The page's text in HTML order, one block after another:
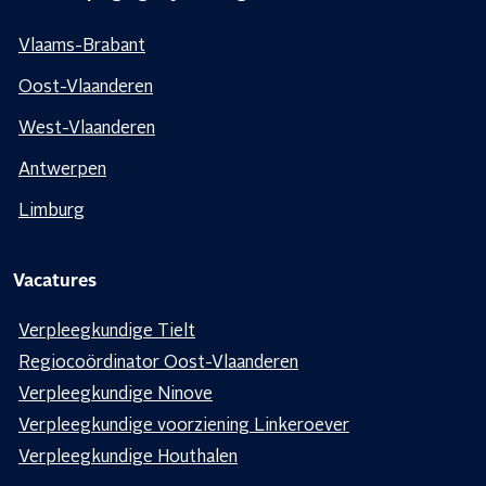
Vlaams-Brabant
Oost-Vlaanderen
West-Vlaanderen
Antwerpen
Limburg
Vacatures
Verpleegkundige Tielt
Regiocoördinator Oost-Vlaanderen
Verpleegkundige Ninove
Verpleegkundige voorziening Linkeroever
Verpleegkundige Houthalen